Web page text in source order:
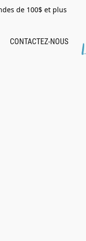
de 100$ et plus
CONTACTEZ-NOUS